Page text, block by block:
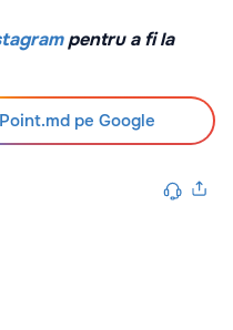
pentru a fi la
pe Google